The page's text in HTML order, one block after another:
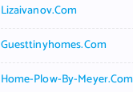
Lizaivanov.com
Guesttinyhomes.com
Home-Plow-By-Meyer.com